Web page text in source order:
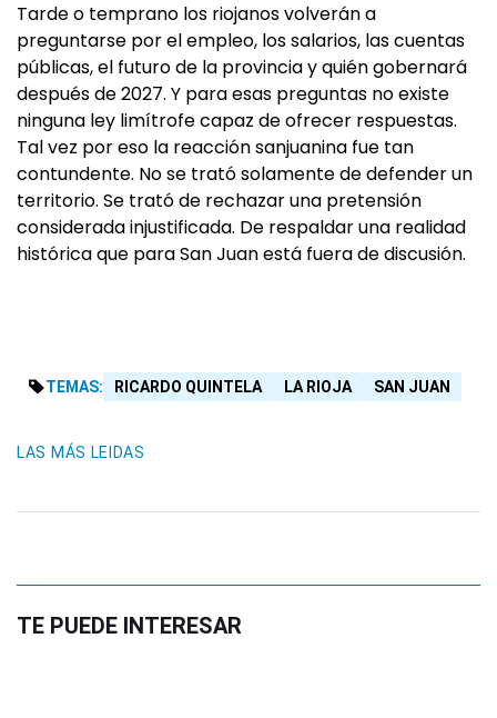
Tarde o temprano los riojanos volverán a
preguntarse por el empleo, los salarios, las cuentas
públicas, el futuro de la provincia y quién gobernará
después de 2027. Y para esas preguntas no existe
ninguna ley limítrofe capaz de ofrecer respuestas.
Tal vez por eso la reacción sanjuanina fue tan
contundente. No se trató solamente de defender un
territorio. Se trató de rechazar una pretensión
considerada injustificada. De respaldar una realidad
histórica que para San Juan está fuera de discusión.
TEMAS: RICARDO QUINTELA LA RIOJA SAN JUAN
LAS MÁS LEIDAS
TE PUEDE INTERESAR